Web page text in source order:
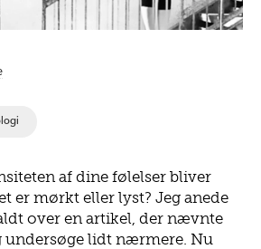
af dine følelser bliver
er mørkt eller lyst? Jeg anede
over en artikel, der nævnte
undersøge lidt nærmere. Nu